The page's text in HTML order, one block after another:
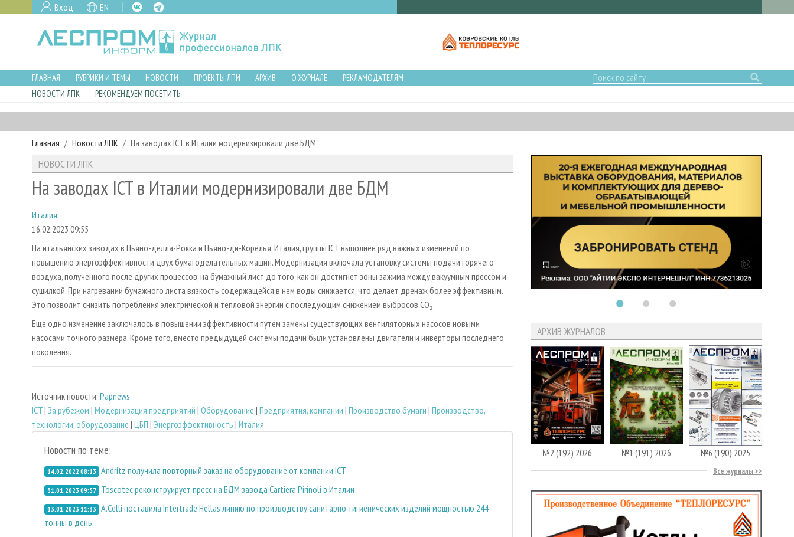
Вход EN
ГЛАВНАЯ РУБРИКИ И ТЕМЫ НОВОСТИ ПРОЕКТЫ ЛПИ АРХИВ О ЖУРНАЛЕ
РЕКЛАМОДАТЕЛЯМ
НОВОСТИ ЛПК
РЕКОМЕНДУЕМ ПОСЕТИТЬ
Главная Новости ЛПК На заводах ICT в Италии модернизировали две БДМ
НОВОСТИ ЛПК
На заводах ICT в Италии модернизировали две БДМ
Италия
16.02.2023 09:55
На итальянских заводах в Пьяно-делла-Рокка и Пьяно-ди-Корелья, Италия, группы ICT выполнен ряд важных изменений по
повышению энергоэффективности двух бумагоделательных машин. Модернизация включала установку системы подачи горячего
воздуха, полученного после других процессов, на бумажный лист до того, как он достигнет зоны зажима между вакуумным прессом и
сушилкой. При нагревании бумажного листа вязкость содержащейся в нем воды снижается, что делает дренаж более эффективным.
Это позволит снизить потребления электрической и тепловой энергии с последующим снижением выбросов CO₂.
Еще одно изменение заключалось в повышении эффективности путем замены существующих вентиляторных насосов новыми
насосами точного размера. Кроме того, вместо предыдущей системы подачи были установлены двигатели и инверторы последнего
поколения.
Источник новости: Papnews
ICT| За рубежом | Модернизация предприятий | Оборудование | Предприятия, компании | Производство бумаги | Производство,
технологии, оборудование | ЦБП | Энергоэффективность | Италия
Новости по теме:
14.02.2022 08:13 Andritz получила повторный заказ на оборудование от компании ICT
31.01.2023 09:57 Toscotec реконструирует пресс на БДМ завода Cartiera Pirinoli в Италии
13.01.2023 11:33 A.Celli поставила Intertrade Hellas линию по производству санитарно-гигиенических изделий мощностью 244
тонны в день
АРХИВ ЖУРНАЛОВ
№2 (192) 2026 №1 (191) 2026 №6 (190) 2025
Все журналы